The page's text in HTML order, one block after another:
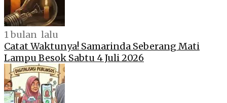
1 bulan lalu
Catat Waktunya! Samarinda Seberang Mati
Lampu Besok Sabtu 4 Juli 2026